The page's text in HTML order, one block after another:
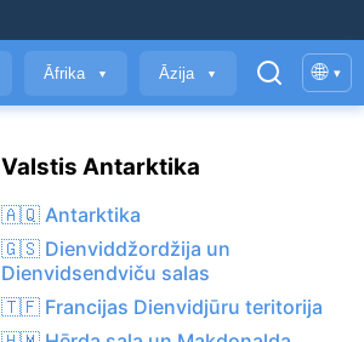
Āfrika ▼ Āzija ▼ 🌐 ▾
Valstis Antarktika
🇦🇶 Antarktika
🇬🇸 Dienviddžordžija un
Dienvidsendviču salas
🇹🇫 Francijas Dienvidjūru teritorija